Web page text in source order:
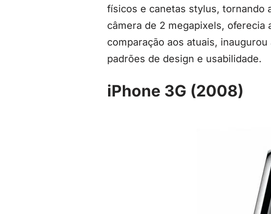
físicos e canetas stylus, tornando
câmera de 2 megapixels, oferecia
comparação aos atuais,
padrões de design e usabilidade.
iPhone 3G (2008)